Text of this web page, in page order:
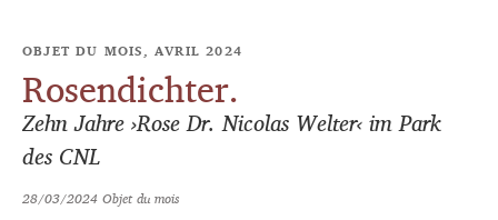
OBJET DU MOIS, AVRIL 2024
Rosendichter.
Zehn Jahre ›Rose Dr. Nicolas Welter‹ im Park
des CNL
28/03/2024Objet du mois